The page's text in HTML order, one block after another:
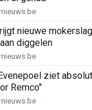
nieuwe
diggelen
ziet
Remco"